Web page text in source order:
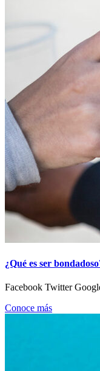
¿Qué es ser
Facebook Twitter
Conoce más